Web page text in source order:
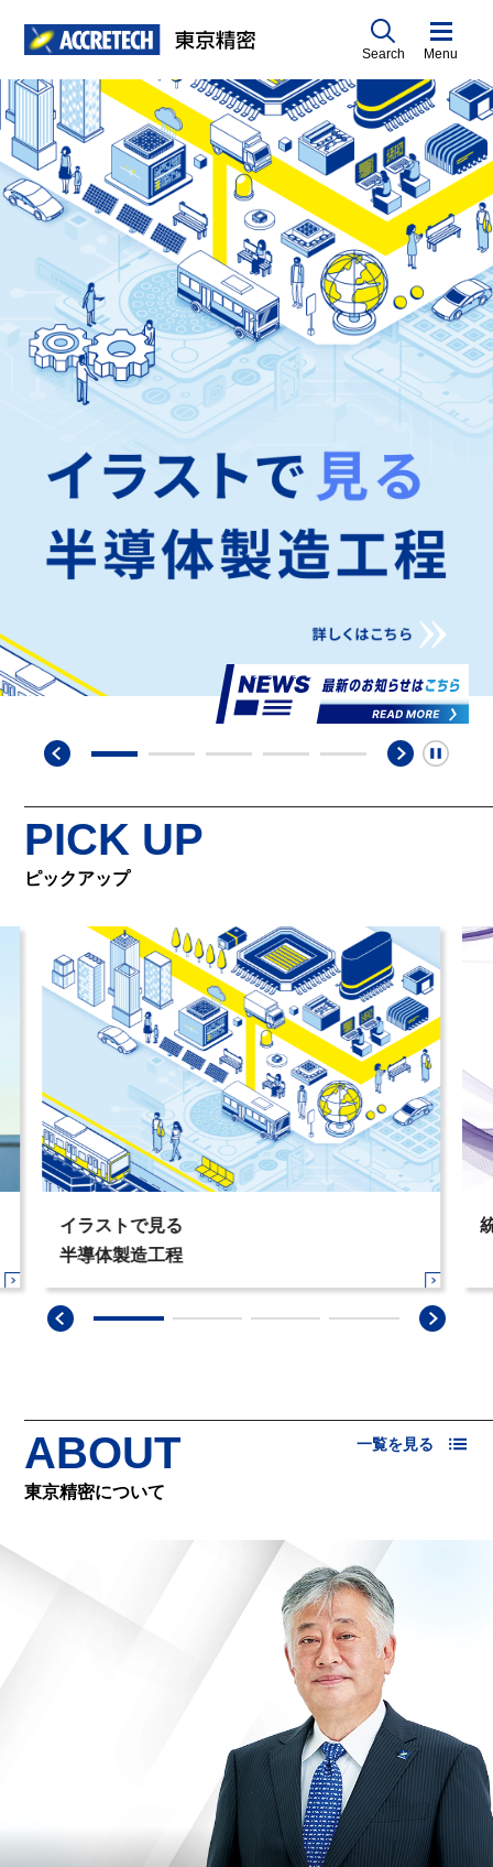
Search Menu
PICK UP
ピックアップ
イラストで見る
半導体製造工程
ABOUT
東京精密について
一覧を見る